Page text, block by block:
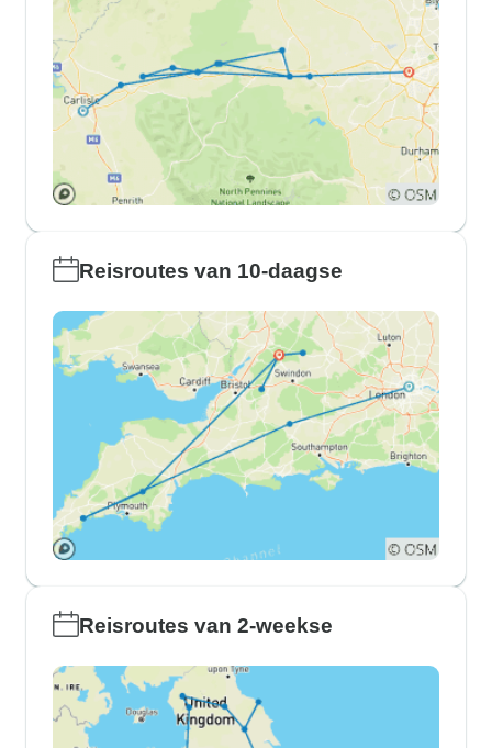
Reisroutes van 10-daagse
Reisroutes van 2-weekse